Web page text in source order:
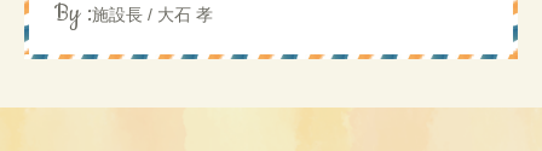
By :施設長 / 大石 孝